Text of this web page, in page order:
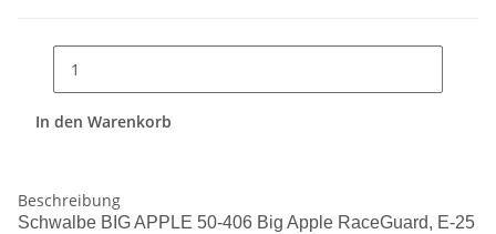
In den Warenkorb
Beschreibung
Schwalbe BIG APPLE 50-406 Big Apple RaceGuard, E-25